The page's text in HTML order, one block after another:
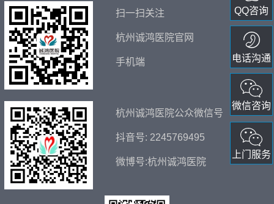
QQ咨询
电话沟通
微信咨询
上门服务
扫一扫关注
杭州诚鸿医院官网
手机端
杭州诚鸿医院公众微信号
抖音号: 2245769495
微博号:杭州诚鸿医院